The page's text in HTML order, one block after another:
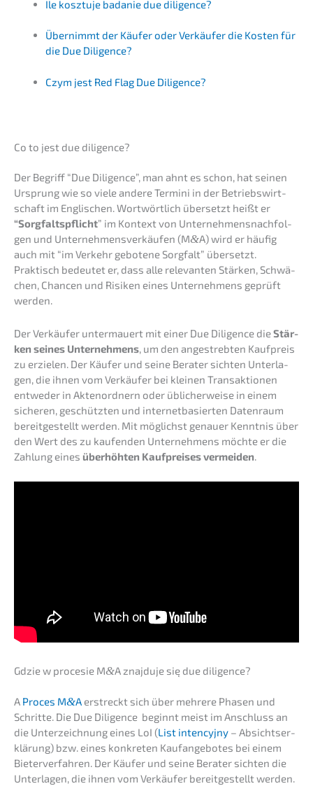
Ile kosztu­je badanie due diligence?
Übernimmt der Käufer oder Verkäu­fer die Kosten für
die Due Diligence?
Czym jest Red Flag Due Diligence?
Co to jest due diligence?
Der Begriff “Due Diligence”, man ahnt es schon, hat seinen
Ursprung wie so viele andere Termi­ni in der Betriebs­wirt­
schaft im Engli­schen. Wortwört­lich übersetzt heißt er
“Sorgfalts­pflicht” im Kontext von Unter­neh­mens­nach­fol­
gen und Unter­neh­mens­ver­käu­fen (M&A) wird er häufig
auch mit “im Verkehr gebote­ne Sorgfalt” übersetzt.
Praktisch bedeu­tet er, dass alle relevan­ten Stärken, Schwä­
chen, Chancen und Risiken eines Unter­neh­mens geprüft
werden.
Der Verkäu­fer unter­mau­ert mit einer Due Diligence dieStär­
ken seines Unter­neh­mens, um den angestreb­ten Kaufpreis
zu erzie­len. Der Käufer und seine Berater sichten Unter­la­
gen, die ihnen vom Verkäu­fer bei kleinen Trans­ak­tio­nen
entwe­der in Akten­ord­nern oder üblicher­wei­se in einem
siche­ren, geschütz­ten und inter­net­ba­sier­ten Daten­raum
bereit­ge­stellt werden. Mit möglichst genau­er Kennt­nis über
den Wert des zu kaufen­den Unter­neh­mens möchte er die
Zahlung eines überhöh­ten Kaufprei­ses vermei­den.
Gdzie w proce­sie M&A znajdu­je się due diligence?
A Proces M&A erstreckt sich über mehre­re Phasen und
Schrit­te. Die Due Diligence beginnt meist im Anschluss an
die Unter­zeich­nung eines LoI (List inten­cy­j­ny – Absichts­er­
klä­rung) bzw. eines konkre­ten Kaufan­ge­bo­tes bei einem
Bieter­ver­fah­ren. Der Käufer und seine Berater sichten die
Unter­la­gen, die ihnen vom Verkäu­fer bereit­ge­stellt werden.